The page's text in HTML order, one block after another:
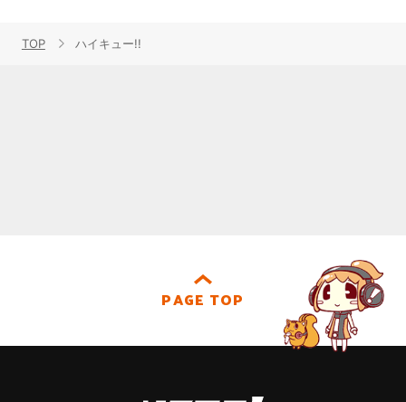
TOP ハイキュー!!
PAGE TOP